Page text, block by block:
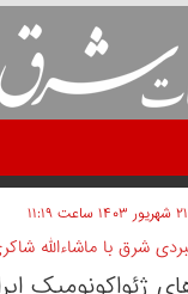
با ماشاءالله
ژئواکونومیک